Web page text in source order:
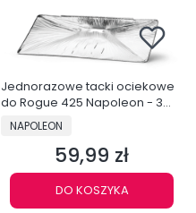
Jednorazowe tacki ociekowe
do Rogue 425 Napoleon - 3
sztuki - 62020
PRODUCENT
NAPOLEON
Cena
59,99 zł
DO KOSZYKA